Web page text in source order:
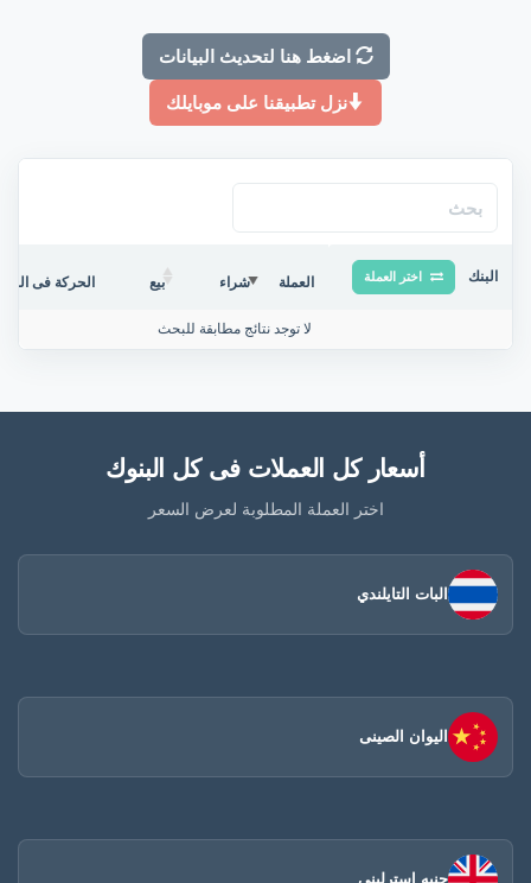
اضغط هنا لتحديث البيانات
نزل تطبيقنا على موبايلك
البنك اختر العملة العملة شراء بيع الحركة فى
لا توجد نتائج مطابقة للبحث
أسعار كل العملات فى كل البنوك
اختر العملة المطلوبة لعرض السعر
البات التايلندي
اليوان الصينى​
جنيه إسترلينى